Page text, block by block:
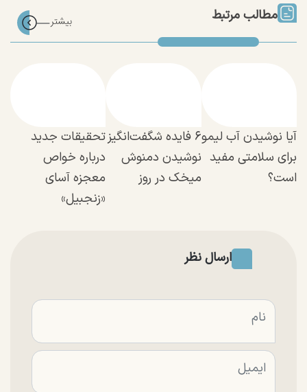
مطالب مرتبط
آیا نوشیدن آب لیمو
برای سلامتی مفید
است؟
۶ فایده شگفت‌انگیز
نوشیدن دمنوش
میخک در روز
تحقیقات جدید
درباره خواص
معجزه آسای
«زنجبیل»
ارسال نظر